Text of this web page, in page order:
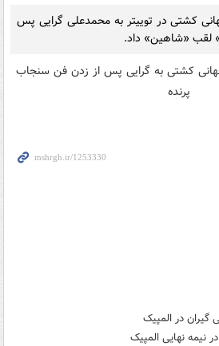
کشتی در توییتر به محمدعلی گرایی پس
لقب «شاهین» داد.
نیمه نهایی المپیک